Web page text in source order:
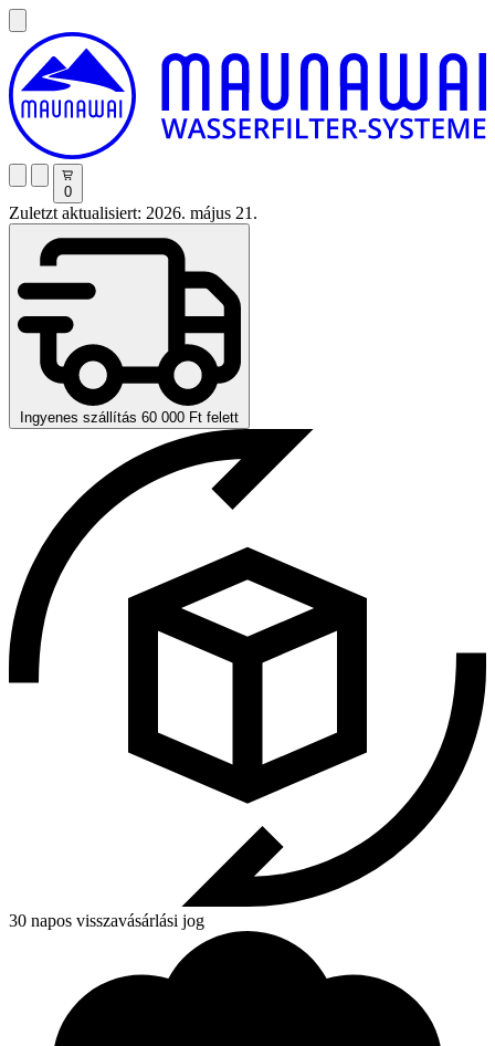
0
Zuletzt aktualisiert: 2026. május 21.
Ingyenes szállítás 60 000 Ft felett
30 napos visszavásárlási jog